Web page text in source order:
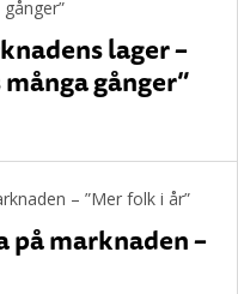
lager –
gånger”
på marknaden –